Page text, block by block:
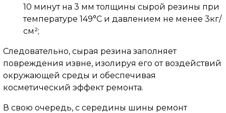
10 минут на 3 мм толщины сырой резины при
температуре 149°С и давлением не менее 3кг/
см²;
Следовательно, сырая резина заполняет
повреждения извне, изолируя его от воздействий
окружающей среды и обеспечивая
косметический эффект ремонта.
В свою очередь, с середины шины ремонт